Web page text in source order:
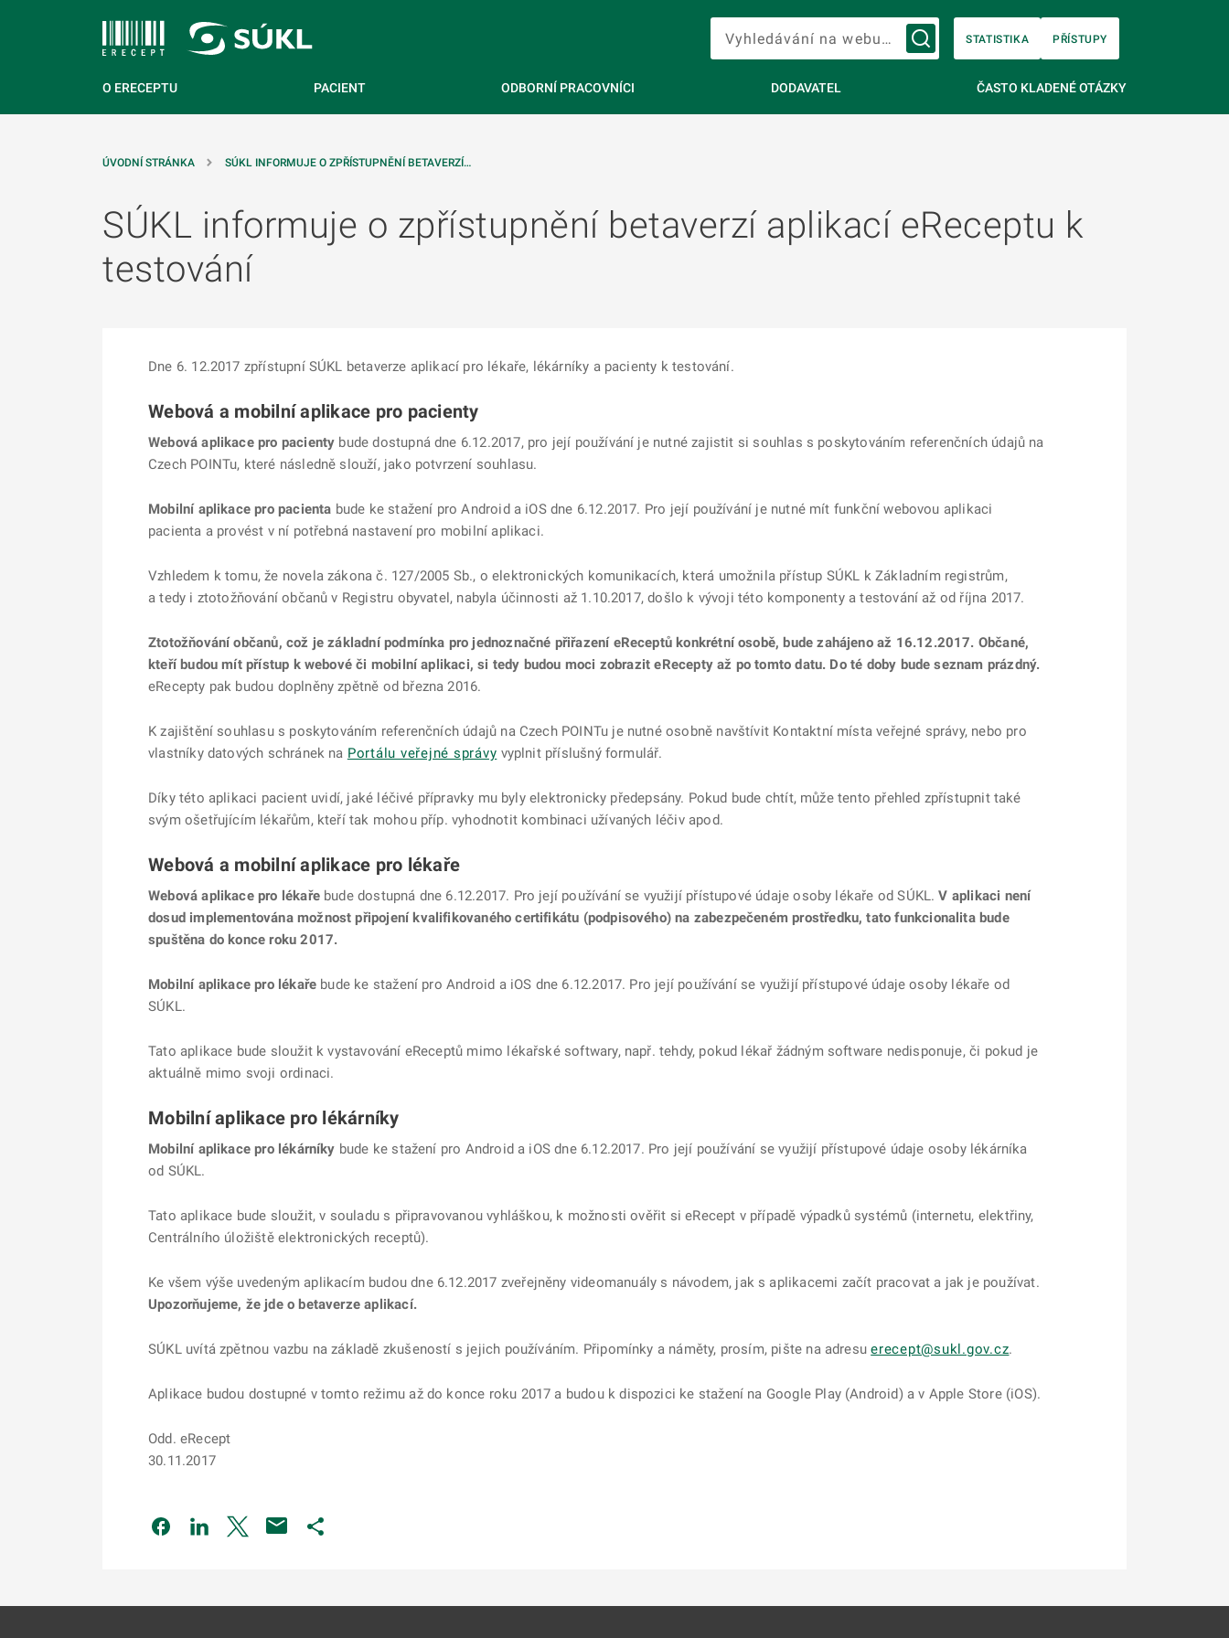
Vyhledávání na webu…
STATISTIKA PŘÍSTUPY
O ERECEPTU PACIENT ODBORNÍ PRACOVNÍCI DODAVATEL ČASTO KLADENÉ OTÁZKY
ÚVODNÍ STRÁNKA SÚKL INFORMUJE O ZPŘÍSTUPNĚNÍ BETAVERZÍ…
SÚKL informuje o zpřístupnění betaverzí aplikací eReceptu k
testování
Dne 6. 12.2017 zpřístupní SÚKL betaverze aplikací pro lékaře, lékárníky a pacienty k testování.
Webová a mobilní aplikace pro pacienty
Webová aplikace pro pacienty bude dostupná dne 6.12.2017, pro její používání je nutné zajistit si souhlas s poskytováním referenčních údajů na
Czech POINTu, které následně slouží, jako potvrzení souhlasu.
Mobilní aplikace pro pacienta bude ke stažení pro Android a iOS dne 6.12.2017. Pro její používání je nutné mít funkční webovou aplikaci
pacienta a provést v ní potřebná nastavení pro mobilní aplikaci.
Vzhledem k tomu, že novela zákona č. 127/2005 Sb., o elektronických komunikacích, která umožnila přístup SÚKL k Základním registrům,
a tedy i ztotožňování občanů v Registru obyvatel, nabyla účinnosti až 1.10.2017, došlo k vývoji této komponenty a testování až od října 2017.
Ztotožňování občanů, což je základní podmínka pro jednoznačné přiřazení eReceptů konkrétní osobě, bude zahájeno až 16.12.2017. Občané,
kteří budou mít přístup k webové či mobilní aplikaci, si tedy budou moci zobrazit eRecepty až po tomto datu. Do té doby bude seznam prázdný.
eRecepty pak budou doplněny zpětně od března 2016.
K zajištění souhlasu s poskytováním referenčních údajů na Czech POINTu je nutné osobně navštívit Kontaktní místa veřejné správy, nebo pro
vlastníky datových schránek na Portálu veřejné správy vyplnit příslušný formulář.
Díky této aplikaci pacient uvidí, jaké léčivé přípravky mu byly elektronicky předepsány. Pokud bude chtít, může tento přehled zpřístupnit také
svým ošetřujícím lékařům, kteří tak mohou příp. vyhodnotit kombinaci užívaných léčiv apod.
Webová a mobilní aplikace pro lékaře
Webová aplikace pro lékařebude dostupná dne 6.12.2017. Pro její používání se využijí přístupové údaje osoby lékaře od SÚKL.V aplikaci není
dosud implementována možnost připojení kvalifikovaného certifikátu (podpisového) na zabezpečeném prostředku, tato funkcionalita bude
spuštěna do konce roku 2017.
Mobilní aplikace pro lékaře bude ke stažení pro Android a iOS dne 6.12.2017. Pro její používání se využijí přístupové údaje osoby lékaře od
SÚKL.
Tato aplikace bude sloužit k vystavování eReceptů mimo lékařské softwary, např. tehdy, pokud lékař žádným software nedisponuje, či pokud je
aktuálně mimo svoji ordinaci.
Mobilní aplikace pro lékárníky
Mobilní aplikace pro lékárníky bude ke stažení pro Android a iOS dne 6.12.2017. Pro její používání se využijí přístupové údaje osoby lékárníka
od SÚKL.
Tato aplikace bude sloužit, v souladu s připravovanou vyhláškou, k možnosti ověřit si eRecept v případě výpadků systémů (internetu, elektřiny,
Centrálního úložiště elektronických receptů).
Ke všem výše uvedeným aplikacím budou dne 6.12.2017 zveřejněny videomanuály s návodem, jak s aplikacemi začít pracovat a jak je používat.
Upozorňujeme, že jde o betaverze aplikací.
SÚKL uvítá zpětnou vazbu na základě zkušeností s jejich používáním. Připomínky a náměty, prosím, pište na adresuerecept@sukl.gov.cz.
Aplikace budou dostupné v tomto režimu až do konce roku 2017 a budou k dispozici ke stažení na Google Play (Android) a v Apple Store (iOS).
Odd. eRecept
30.11.2017
Odkaz se otevře na nové kartě
Odkaz se otevře na nové kartě
Odkaz se otevře na nové kartě